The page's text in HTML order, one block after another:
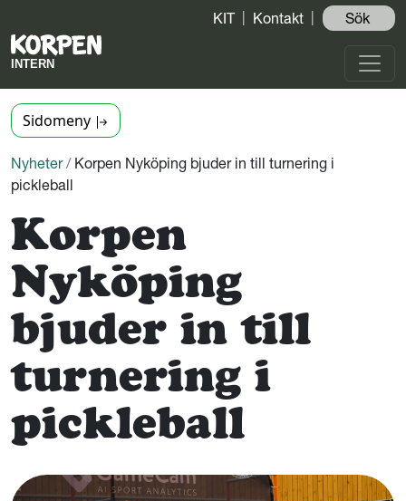
KIT Kontakt Sök ️
Sidomeny
Nyheter / Korpen Nyköping bjuder in till turnering i
pickleball
Korpen
Nyköping
bjuder in till
turnering i
pickleball